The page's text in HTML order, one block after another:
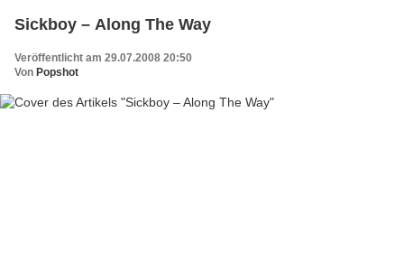
Sickboy – Along The Way
Veröffentlicht am 29.07.2008 20:50
Von Popshot